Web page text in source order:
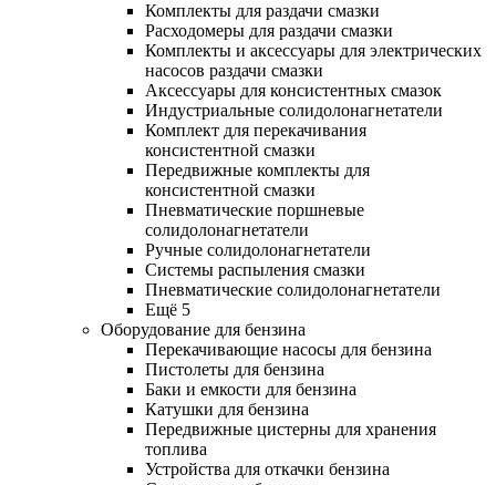
Комплекты для раздачи смазки
Расходомеры для раздачи смазки
Комплекты и аксессуары для электрических
насосов раздачи смазки
Аксессуары для консистентных смазок
Индустриальные солидолонагнетатели
Комплект для перекачивания
консистентной смазки
Передвижные комплекты для
консистентной смазки
Пневматические поршневые
солидолонагнетатели
Ручные солидолонагнетатели
Системы распыления смазки
Пневматические солидолонагнетатели
Ещё 5
Оборудование для бензина
Перекачивающие насосы для бензина
Пистолеты для бензина
Баки и емкости для бензина
Катушки для бензина
Передвижные цистерны для хранения
топлива
Устройства для откачки бензина